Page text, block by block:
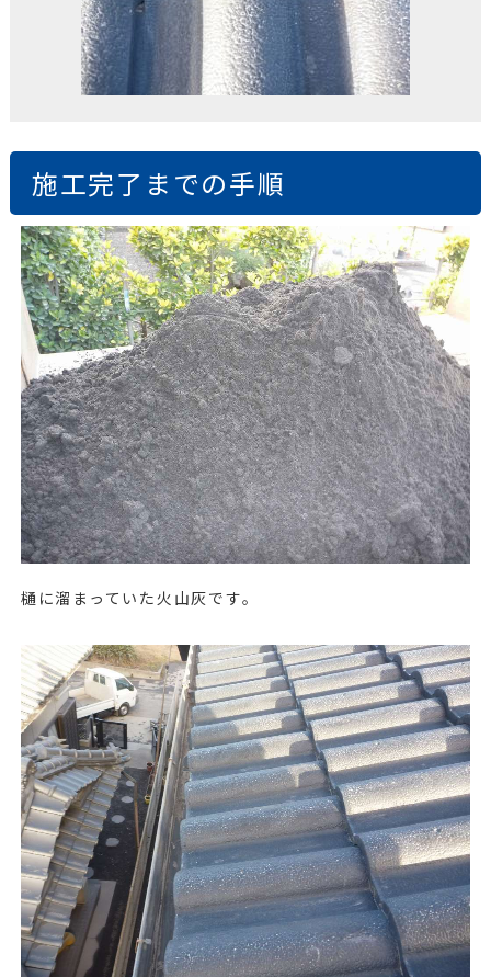
施工完了までの手順
樋に溜まっていた火山灰です。